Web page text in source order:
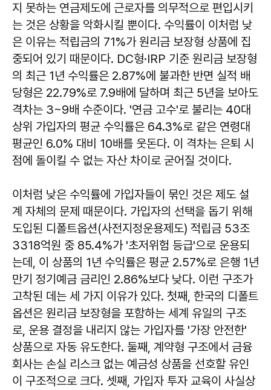
지 못하는 연금제도에 근로자를 의무적으로 편입시키
는 것은 상황을 악화시킬 뿐이다. 수익률이 이처럼 낮
은 이유는 적립금의 71%가 원리금 보장형 상품에 집
중되어 있기 때문이다. DC형·IRP 기준 원리금 보장형
의 최근 1년 수익률은 2.87%에 불과한 반면 실적 배
당형은 22.79%로 7.9배에 달하며 최근 5년을 보아도
격차는 3~9배 수준이다. '연금 고수'로 불리는 40대
상위 가입자의 평균 수익률은 64.3%로 같은 연령대
평균인 6.0% 대비 10배를 웃돈다. 이 격차는 은퇴 시
점에 돌이킬 수 없는 자산 차이로 굳어질 것이다.
이처럼 낮은 수익률에 가입자들이 묶인 것은 제도 설
계 자체의 문제 때문이다. 가입자의 선택을 돕기 위해
도입된 디폴트옵션(사전지정운용제도) 적립금 53조
3318억원 중 85.4%가 '초저위험 등급'으로 운용되
는데, 이 상품의 1년 수익률은 평균 2.57%로 은행 1년
만기 정기예금 금리인 2.86%보다 낮다. 이런 구조가
고착된 데는 세 가지 이유가 있다. 첫째, 한국의 디폴트
옵션은 원리금 보장형을 포함하는 세계 유일의 구조
로, 운용 결정을 내리지 않는 가입자를 '가장 안전한'
상품으로 자동 유도한다. 둘째, 계약형 구조에서 금융
회사는 손실 리스크 없는 예금성 상품을 선호할 유인
이 구조적으로 크다. 셋째, 가입자 투자 교육이 사실상